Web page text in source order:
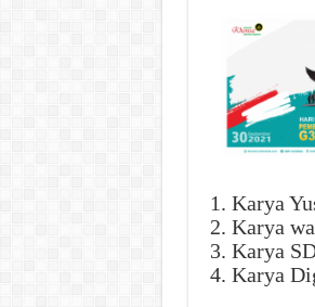
1. Karya
2. Karya
3. Karya
4. Karya